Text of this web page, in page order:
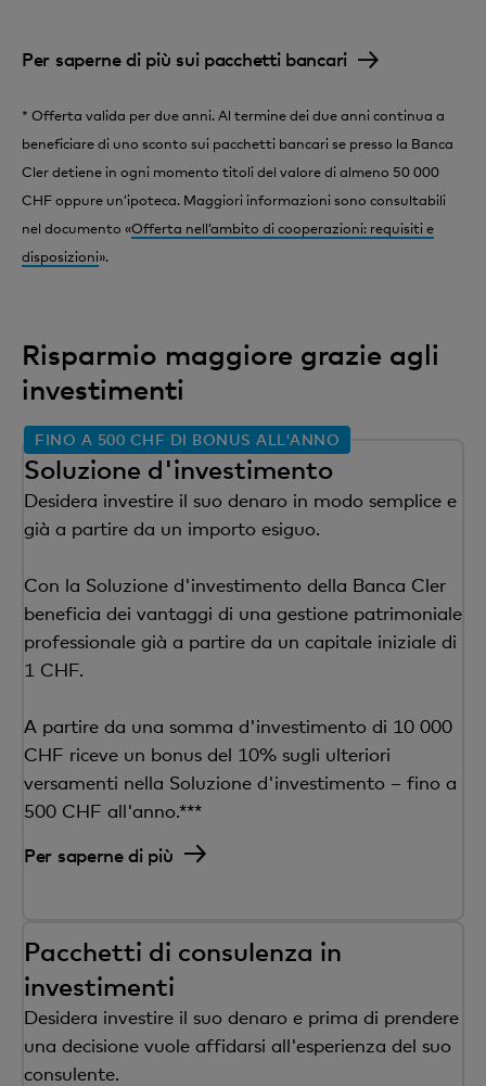
Per saperne di più sui pacchetti bancari
* Offerta valida per due anni. Al termine dei due anni continua a
beneficiare di uno sconto sui pacchetti bancari se presso la Banca
Cler detiene in ogni momento titoli del valore di almeno 50 000
CHF oppure un’ipoteca. Maggiori informazioni sono consultabili
nel documento «Offerta nell’ambito di cooperazioni: requisiti e
disposizioni».
Risparmio maggiore grazie agli
investimenti
FINO A 500 CHF DI BONUS ALL'ANNO
Soluzione d'investimento
Desidera investire il suo denaro in modo semplice e
già a partire da un importo esiguo.
Con la Soluzione d'investimento della Banca Cler
beneficia dei vantaggi di una gestione patrimoniale
professionale già a partire da un capitale iniziale di
1 CHF.
A partire da una somma d'investimento di 10 000
CHF riceve un bonus del 10% sugli ulteriori
versamenti nella Soluzione d'investimento – fino a
500 CHF all'anno.***
Per saperne di più
Pacchetti di consulenza in
investimenti
Desidera investire il suo denaro e prima di prendere
una decisione vuole affidarsi all'esperienza del suo
consulente.